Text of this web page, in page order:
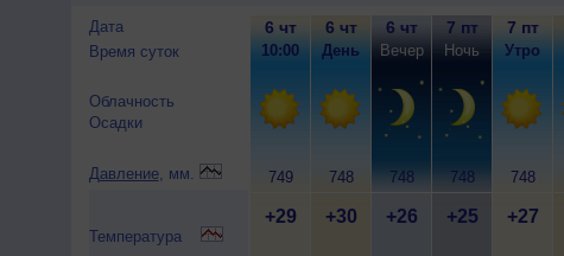
Дата
Время суток
Облачность
Осадки
Давление, мм.
Температура
6 чт
10:00
749
+29
6 чт
День
748
+30
6 чт
Вечер
748
+26
7 пт
Ночь
748
+25
7 пт
Утро
748
+27